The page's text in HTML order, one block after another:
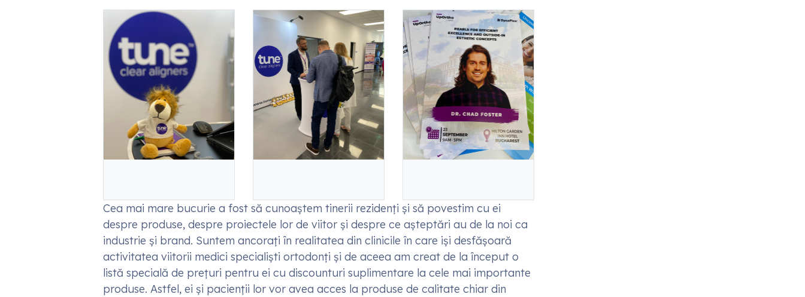
Cea mai mare bucurie a fost să cunoaștem tinerii rezidenți și să povestim cu ei
despre produse, despre proiectele lor de viitor și despre ce așteptări au de la noi ca
industrie și brand. Suntem ancorați în realitatea din clinicile în care iși desfășoară
activitatea viitorii medici specialiști ortodonți și de aceea am creat de la început o
listă specială de prețuri pentru ei cu discounturi suplimentare la cele mai importante
produse. Astfel, ei și pacienții lor vor avea acces la produse de calitate chiar din